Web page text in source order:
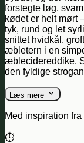
forstegte løg,
kødet er helt mørt
tyk, rund og let
snittet hvidkål,
æbletern i en
æblecidereddike.
den fyldige
Læs mere
Med inspiration fra
⏱️